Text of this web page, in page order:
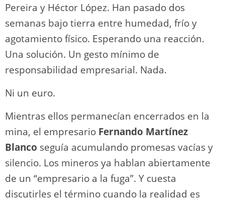
Pereira y Héctor López. Han pasado dos
semanas bajo tierra entre humedad, frío y
agotamiento físico. Esperando una reacción.
Una solución. Un gesto mínimo de
responsabilidad empresarial. Nada.
Ni un euro.
Mientras ellos permanecían encerrados en la
mina, el empresario Fernando Martínez
Blanco seguía acumulando promesas vacías y
silencio. Los mineros ya hablan abiertamente
de un “empresario a la fuga”. Y cuesta
discutirles el término cuando la realidad es